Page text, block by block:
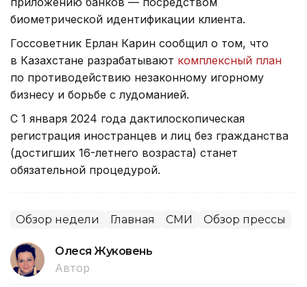
биометрической идентификации клиента.
Госсоветник Ерлан Карин сообщил о том, что
в Казахстане разрабатывают комплексный план
по противодействию незаконному игорному
бизнесу и борьбе с лудоманией.
С 1 января 2024 года дактилоскопическая
регистрация иностранцев и лиц без гражданства
(достигших 16-летнего возраста) станет
обязательной процедурой.
Обзор недели Главная СМИ Обзор прессы
Олеся Жуковень
Автор